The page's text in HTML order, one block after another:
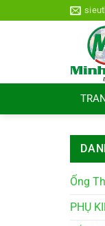
qua
Ống
PHỤ